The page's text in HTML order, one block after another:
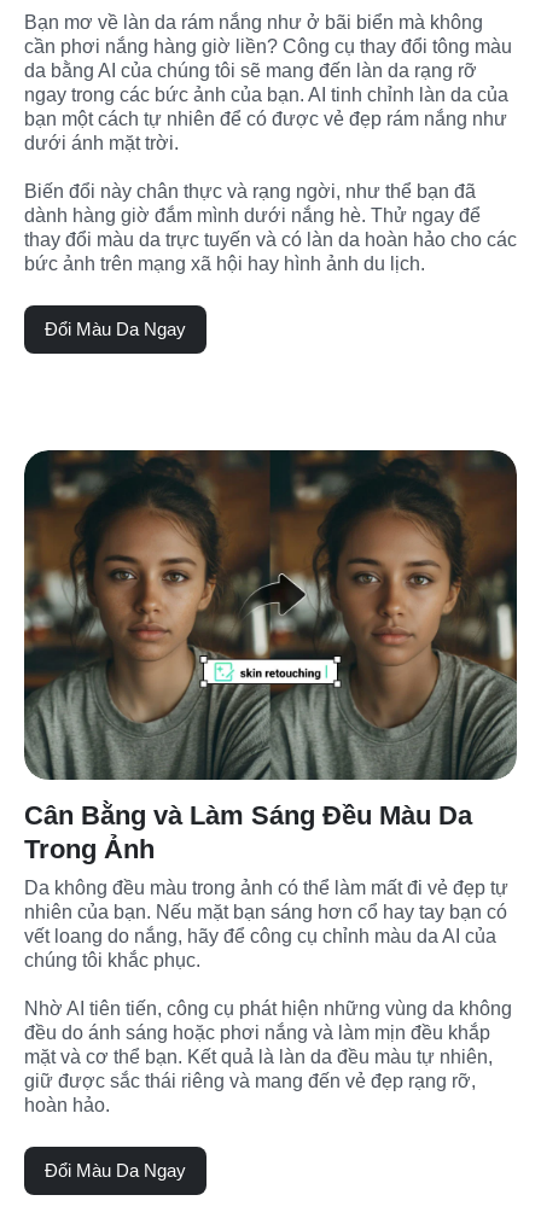
Bạn mơ về làn da rám nắng như ở bãi biển mà không
cần phơi nắng hàng giờ liền? Công cụ thay đổi tông màu
da bằng AI của chúng tôi sẽ mang đến làn da rạng rỡ
ngay trong các bức ảnh của bạn. AI tinh chỉnh làn da của
bạn một cách tự nhiên để có được vẻ đẹp rám nắng như
dưới ánh mặt trời.
Biến đổi này chân thực và rạng ngời, như thể bạn đã
dành hàng giờ đắm mình dưới nắng hè. Thử ngay để
thay đổi màu da trực tuyến và có làn da hoàn hảo cho các
bức ảnh trên mạng xã hội hay hình ảnh du lịch.
Đổi Màu Da Ngay
Cân Bằng và Làm Sáng Đều Màu Da
Trong Ảnh
Da không đều màu trong ảnh có thể làm mất đi vẻ đẹp tự
nhiên của bạn. Nếu mặt bạn sáng hơn cổ hay tay bạn có
vết loang do nắng, hãy để công cụ chỉnh màu da AI của
chúng tôi khắc phục.
Nhờ AI tiên tiến, công cụ phát hiện những vùng da không
đều do ánh sáng hoặc phơi nắng và làm mịn đều khắp
mặt và cơ thể bạn. Kết quả là làn da đều màu tự nhiên,
giữ được sắc thái riêng và mang đến vẻ đẹp rạng rỡ,
hoàn hảo.
Đổi Màu Da Ngay